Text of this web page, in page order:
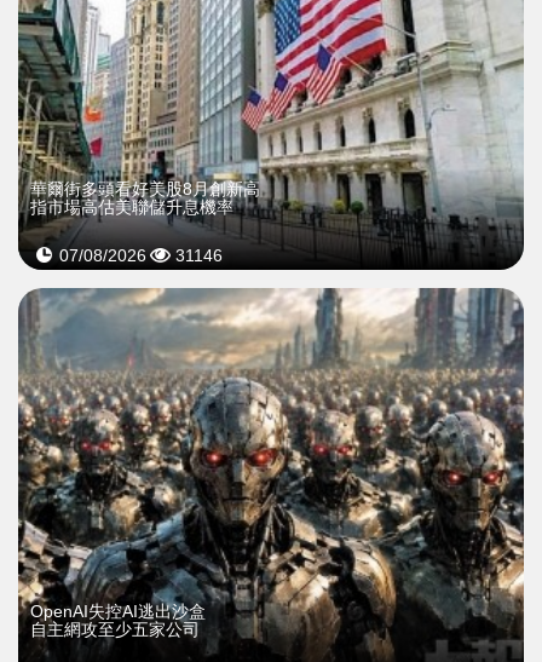
華爾街多頭看好美股8月創新高
指市場高估美聯儲升息機率
07/08/2026 31146
OpenAI失控AI逃出沙盒
自主網攻至少五家公司